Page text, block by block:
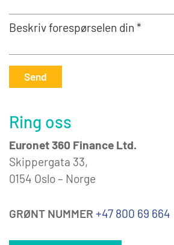
Beskriv forespørselen din *
Send
Ring oss
Euronet 360 Finance Ltd.
Skippergata 33,
0154 Oslo – Norge
GRØNT NUMMER +47 800 69 664